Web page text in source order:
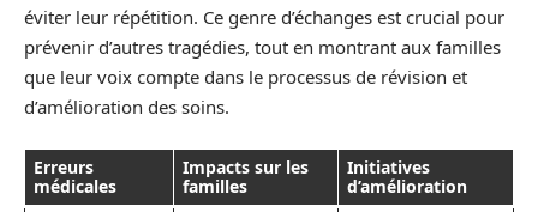
éviter leur répétition. Ce genre d’échanges est crucial pour
prévenir d’autres tragédies, tout en montrant aux familles
que leur voix compte dans le processus de révision et
d’amélioration des soins.
Erreurs
médicales
Impacts sur les
familles
Initiatives
d’amélioration